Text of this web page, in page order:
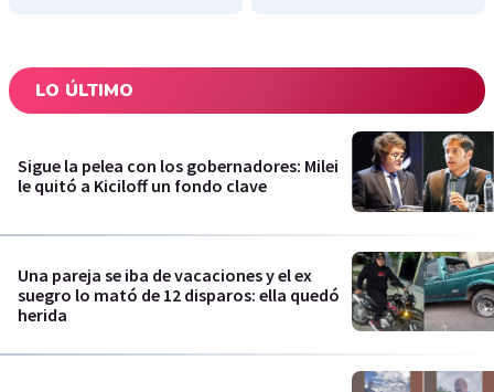
LO ÚLTIMO
Sigue la pelea con los gobernadores: Milei
le quitó a Kiciloff un fondo clave
Una pareja se iba de vacaciones y el ex
suegro lo mató de 12 disparos: ella quedó
herida